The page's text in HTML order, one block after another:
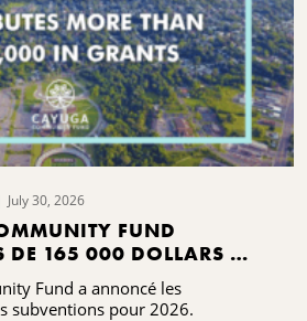
July 30, 2026
FUND
DE 165 000 DOLLARS DE
Fund a annoncé les
subventions pour 2026.